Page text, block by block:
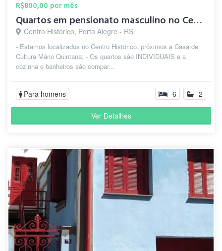
R$800,00 por mês
Quartos em pensionato masculino no Centro Histórico
Centro Histórico, Porto Alegre - RS
- Estamos localizados no Centro Histórico, próximos a Casa de
Cultura Mário Quintana; - Os quartos são INDIVIDUAIS e a
cozinha e banheiros são compar...
Para homens 6 2
Ver Detalhes